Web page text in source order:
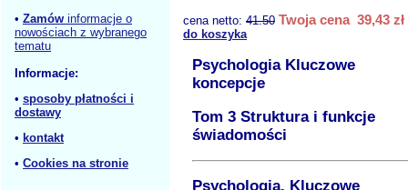
• Zamów informacje o
nowościach z wybranego
tematu
Informacje:
• sposoby płatności i
dostawy
• kontakt
• Cookies na stronie
cena netto: 41.50 Twoja cena 39,43 zł
do koszyka
Psychologia Kluczowe
koncepcje
Tom 3 Struktura i funkcje
świadomości
Psychologia. Kluczowe